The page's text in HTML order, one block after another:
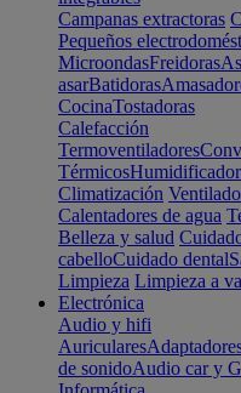
Campanas extractoras
Pequeños
MicroondasFreidoras
asarBatidoras
CocinaTostadoras
Calefacción
Termoventiladores
Térmicos
Climatización
Calentadores de agua
Belleza y salud
cabelloCuidado dental
Limpieza Limpieza a
Electrónica
Audio y hifi
Auriculares
de sonidoAudio car y